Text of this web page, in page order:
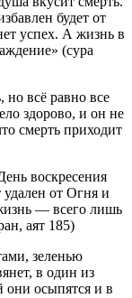
будет от
успех. А жизнь в
(сура
всё равно все
здорово, и он не
смерть приходит
воскресения
от Огня и
— всего лишь
аят 185)
зеленью
в один из
они осыпятся и в